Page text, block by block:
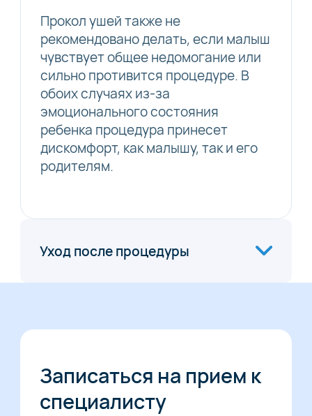
Прокол ушей также не
рекомендовано делать, если малыш
чувствует общее недомогание или
сильно противится процедуре. В
обоих случаях из-за
эмоционального состояния
ребенка процедура принесет
дискомфорт, как малышу, так и его
родителям.
Уход после процедуры
Записаться на прием к
специалисту